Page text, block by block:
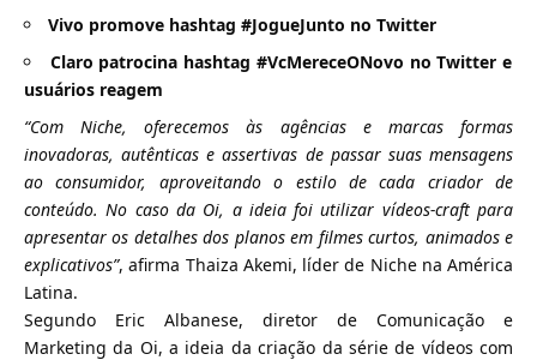
Vivo promove hashtag #JogueJunto no Twitter
Claro patrocina hashtag #VcMereceONovo no Twitter e
usuários reagem
“Com Niche, oferecemos às agências e marcas formas
inovadoras, autênticas e assertivas de passar suas mensagens
ao consumidor, aproveitando o estilo de cada criador de
conteúdo. No caso da Oi, a ideia foi utilizar vídeos-craft para
apresentar os detalhes dos planos em filmes curtos, animados e
explicativos”, afirma Thaiza Akemi, líder de Niche na América
Latina.
Segundo Eric Albanese, diretor de Comunicação e
Marketing da Oi, a ideia da criação da série de vídeos com